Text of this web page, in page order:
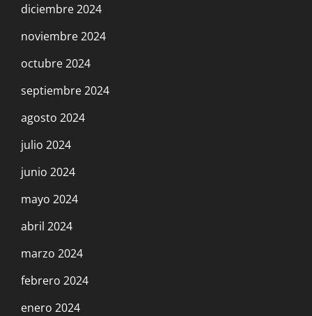
diciembre 2024
noviembre 2024
octubre 2024
septiembre 2024
agosto 2024
julio 2024
junio 2024
mayo 2024
abril 2024
marzo 2024
febrero 2024
enero 2024